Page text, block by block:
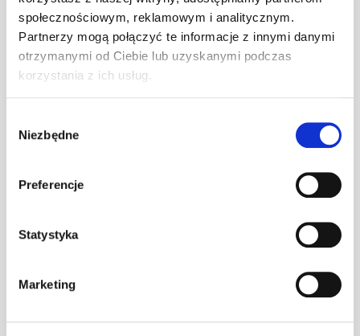
społecznościowym, reklamowym i analitycznym.
Partnerzy mogą połączyć te informacje z innymi danymi
otrzymanymi od Ciebie lub uzyskanymi podczas
korzystania z ich usług.
zgody
Niezbędne
Preferencje
Statystyka
Marketing
Wspornik ławy
komin. DB/DC
ciemnobrązowy
szt